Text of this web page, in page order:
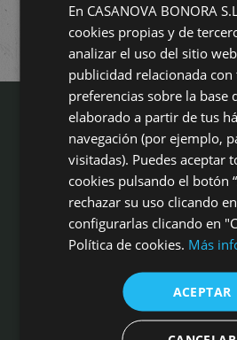
Campo Aníbal es mucho más que una
cualquier tipo de celebración. Es un
cocina, aperitivos inigualables,
mejores calidades en gastronomía y
Valencia ciudad
Masía Campo Aníbal
Camino de Liria s/n, 46540 El Puig
Tel: 961 41 00 16 | 620 832 378
En CASANOVA BONORA
cookies propias y de
analizar el uso del sitio
publicidad relacionada con
preferencias sobre la base
elaborado a partir de tus
navegación (por ejemplo,
visitadas). Puedes aceptar
cookies pulsando el botón
rechazar su uso clicando
configurarlas clicando en
Política de cookies. Más
ACEPTAR